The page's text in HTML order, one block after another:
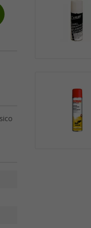
Adviesprijs 159,- €